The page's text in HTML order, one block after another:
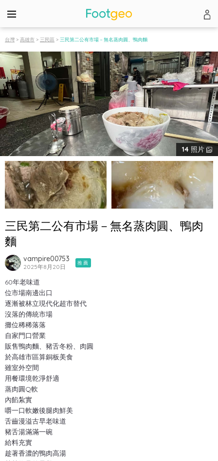
台灣 > 高雄市 > 三民區 > 三民第二公有市場－無名蒸肉圓、鴨肉麵
14 照片
三民第二公有市場－無名蒸肉圓、鴨肉
麵
vampire00753
2025年8月20日
推薦
60年老味道
位市場南邊出口
逐漸被林立現代化超市替代
沒落的傳統市場
攤位稀稀落落
自家門口營業
販售鴨肉麵、豬舌冬粉、肉圓
於高雄市區算銅板美食
雖室外空間
用餐環境乾淨舒適
蒸肉圓Q軟
內餡紮實
嚼一口軟嫩後腿肉鮮美
舌齒漫溢古早老味道
豬舌湯滿滿一碗
給料充實
趁著香濃的鴨肉高湯